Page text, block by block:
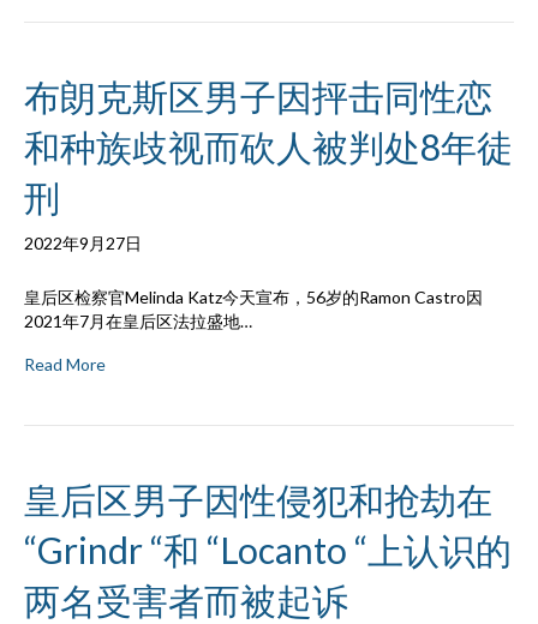
布朗克斯区男子因抨击同性恋
和种族歧视而砍人被判处8年徒
刑
2022年9月27日
皇后区检察官Melinda Katz今天宣布，56岁的Ramon Castro因
2021年7月在皇后区法拉盛地…
Read More
皇后区男子因性侵犯和抢劫在
“Grindr “和 “Locanto “上认识的
两名受害者而被起诉